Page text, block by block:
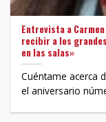
Entrevista a
recibir a los
en las salas»
Cuéntame acerca
el aniversario